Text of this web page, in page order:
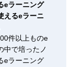
eラーニング
えるeラーニ
件以上ものe
中で培ったノ
eラーニング